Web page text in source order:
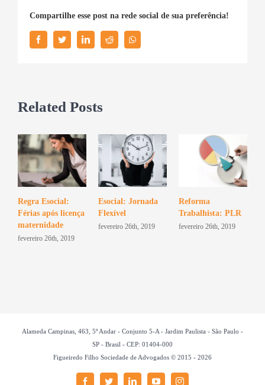
Compartilhe esse post na rede social de sua preferência!
FacebookTwitterLinkedInRedditWhatsapp
Related Posts
Regra Esocial:
Férias após licença
maternidade
fevereiro 26th, 2019
Esocial: Jornada
Flexível
fevereiro 26th, 2019
Reforma
Trabalhista: PLR
fevereiro 26th, 2019
Alameda Campinas, 463, 5º Andar - Conjunto 5-A - Jardim Paulista - São Paulo -
SP - Brasil - CEP: 01404-000
Figueiredo Filho Sociedade de Advogados © 2015 - 2026
FacebookTwitterLinkedInYouTubeInstagram